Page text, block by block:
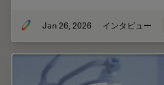
Jan 26, 2026 インタビュー